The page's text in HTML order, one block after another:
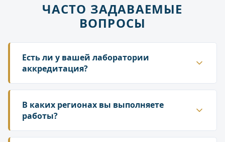
ЧАСТО ЗАДАВАЕМЫЕ
ВОПРОСЫ
Есть ли у вашей лаборатории
аккредитация?
Да. ГК «Лаборатория» аккредитована в
национальной системе Росаккредитации. Наши
протоколы и заключения принимаются
Росприроднадзором, государственной
В каких регионах вы выполняете
работы?
Работаем по всей территории России. У нас